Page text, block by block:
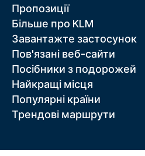
Пропозиції
Більше про KLM
Завантажте застосунок
Пов'язані веб-сайти
Посібники з подорожей
Найкращі місця
Популярні країни
Трендові маршрути